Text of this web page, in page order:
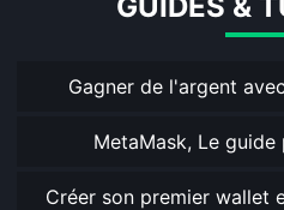
Gagner de l'argent
MetaMask, Le
Créer son premier wallet